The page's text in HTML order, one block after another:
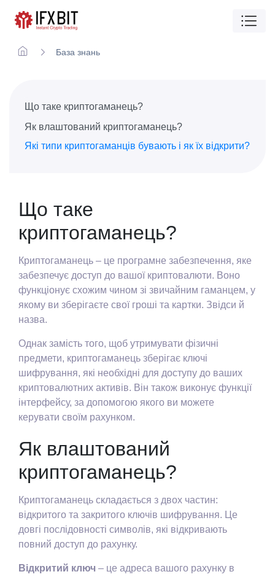
База знань
Що таке криптогаманець?
Як влаштований криптогаманець?
Які типи криптогаманців бувають і як їх відкрити?
Що таке
криптогаманець?
Криптогаманець – це програмне забезпечення, яке
забезпечує доступ до вашої криптовалюти. Воно
функціонує схожим чином зі звичайним гаманцем, у
якому ви зберігаєте свої гроші та картки. Звідси й
назва.
Однак замість того, щоб утримувати фізичні
предмети, криптогаманець зберігає ключі
шифрування, які необхідні для доступу до ваших
криптовалютних активів. Він також виконує функції
інтерфейсу, за допомогою якого ви можете
керувати своїм рахунком.
Як влаштований
криптогаманець?
Криптогаманець складається з двох частин:
відкритого та закритого ключів шифрування. Це
довгі послідовності символів, які відкривають
повний доступ до рахунку.
Відкритий ключ – це адреса вашого рахунку в